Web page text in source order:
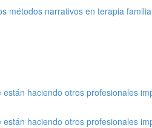
métodos narrativos en terapia
haciendo otros profesionales
haciendo otros profesionales